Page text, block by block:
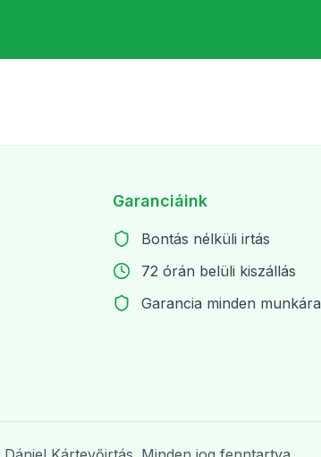
Garanciáink
Bontás nélküli irtás
72 órán belüli kiszállás
Garancia minden munkára